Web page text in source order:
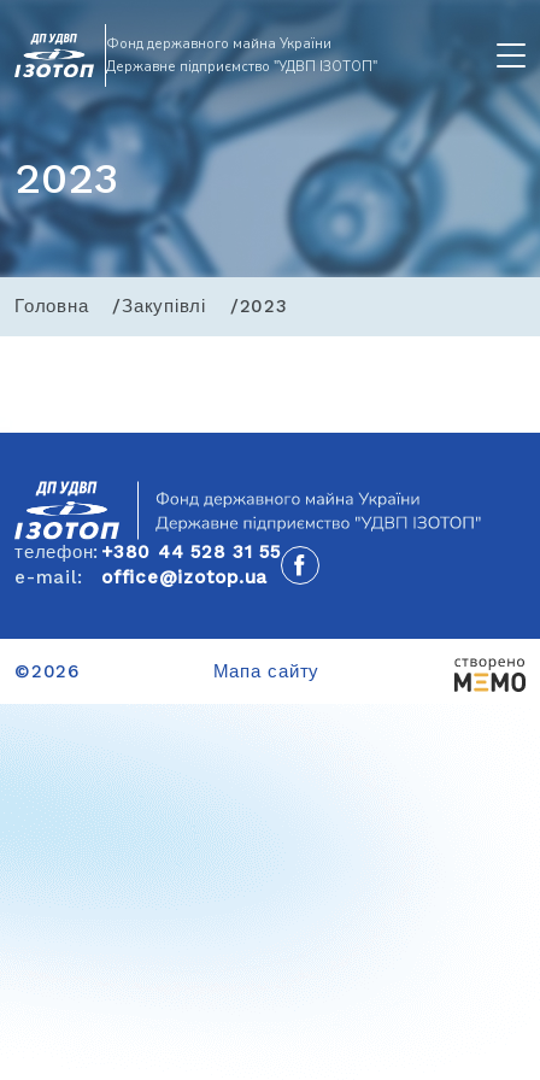
Фонд державного майна України
Державне підприємство "УДВП ІЗОТОП"
2023
Головна Закупівлі 2023
телефон: +380 44 528 31 55
e-mail:
office@izotop.ua
©2026 Мапа сайту